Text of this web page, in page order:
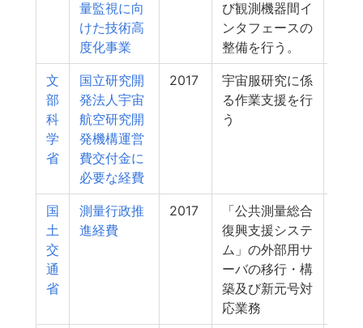
量監視に向
けた技術高
度化事業
び観測機器間イ
ンタフェースの
整備を行う。
文
部
科
学
省
国立研究開
発法人宇宙
航空研究開
発機構運営
費交付金に
必要な経費
2017
宇宙服研究に係
る作業支援を行
う
国
土
交
通
省
測量行政推
進経費
2017
「公共測量総合
復興支援システ
ム」の外部用サ
ーバの移行・構
築及び新元号対
応業務